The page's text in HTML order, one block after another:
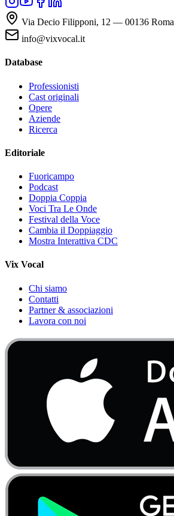
Via Decio Filipponi, 12 — 00136 Roma
info@vixvocal.it
Database
Professionisti
Cast originali
Opere
Aziende
Ricerca
Editoriale
Fuoricampo
Podcast
Doppia Coppia
Voci Tra Le Onde
Festival della Voce
Cambia il Doppiaggio
Mostra Interattiva CDC
Vix Vocal
Chi siamo
Contatti
Partner & associazioni
Lavora con noi